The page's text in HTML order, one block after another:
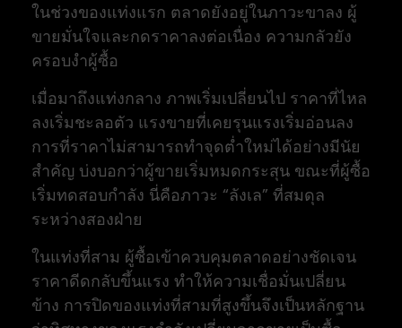
ในช่วงของแท่งแรก ตลาดยังอยู่ในภาวะขาลง ผู้
ขายมั่นใจและกดราคาลงต่อเนื่อง ความกลัวยัง
ครอบงำผู้ซื้อ
เมื่อมาถึงแท่งกลาง ภาพเริ่มเปลี่ยนไป ราคาที่ไหล
ลงเริ่มชะลอตัว แรงขายที่เคยรุนแรงเริ่มอ่อนลง
การที่ราคาไม่สามารถทำจุดต่ำใหม่ได้อย่างมีนัย
สำคัญ บ่งบอกว่าผู้ขายเริ่มหมดกระสุน ขณะที่ผู้ซื้อ
เริ่มทดสอบกำลัง นี่คือภาวะ “ลังเล” ที่สมดุล
ระหว่างสองฝ่าย
ในแท่งที่สาม ผู้ซื้อเข้าควบคุมตลาดอย่างชัดเจน
ราคาดีดกลับขึ้นแรง ทำให้ความเชื่อมั่นเปลี่ยน
ข้าง การปิดของแท่งที่สามที่สูงขึ้นจึงเป็นหลักฐาน